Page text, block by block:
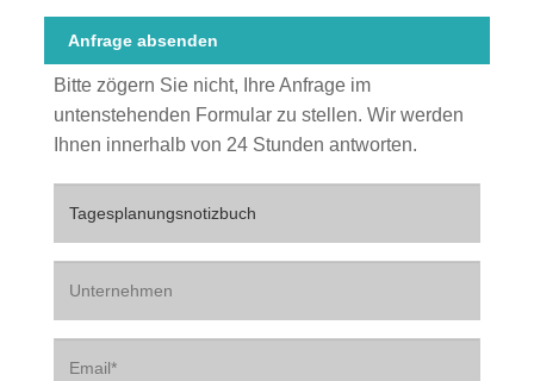
Anfrage absenden
Bitte zögern Sie nicht, Ihre Anfrage im
untenstehenden Formular zu stellen. Wir werden
Ihnen innerhalb von 24 Stunden antworten.